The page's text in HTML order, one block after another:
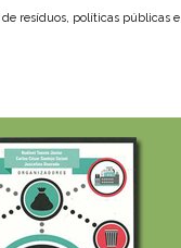
resíduos, políticas públicas e